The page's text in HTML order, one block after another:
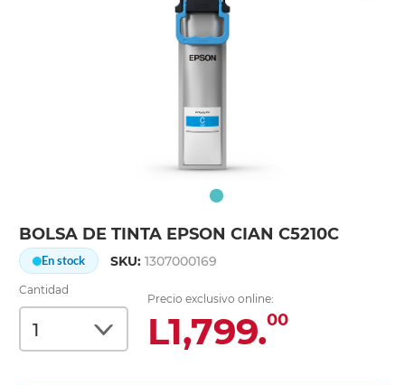
BOLSA DE TINTA EPSON CIAN C5210C
En stock SKU:1307000169
Cantidad
Precio exclusivo online:
L1,799.00